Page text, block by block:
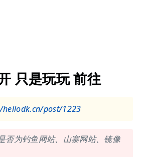
只是玩玩 前往
post/1223
否为钓鱼网站、山寨网站、镜像